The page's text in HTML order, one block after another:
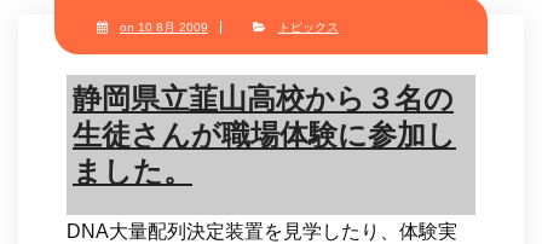
on 10 8月 2009 トピックス
静岡県立韮山高校から３名の
生徒さんが職場体験に参加し
ました。
DNA大量配列決定装置を見学したり、体験実